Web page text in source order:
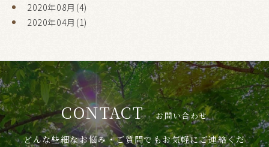
2020年08月(4)
2020年04月(1)
CONTACT お問い合わせ
どんな些細なお悩み・ご質問でもお気軽にご連絡くだ